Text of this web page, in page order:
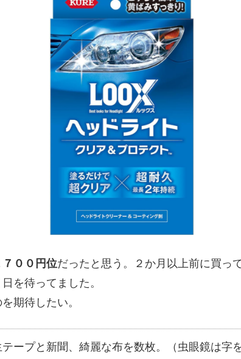
００円位だったと思う。２か月以上前に買っ
を待ってました。
期待したい。
ープと新聞、綺麗な布を数枚。（虫眼鏡は字